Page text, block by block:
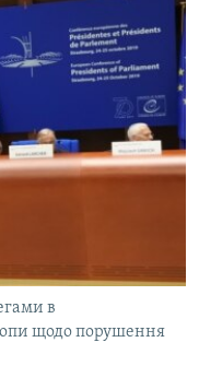
в
щодо порушення